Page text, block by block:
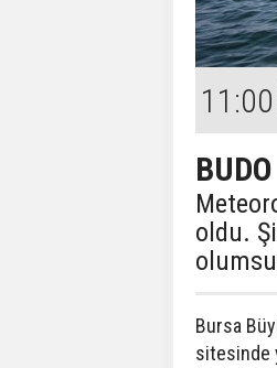
11:00
oldu.
Bursa
sitesinde